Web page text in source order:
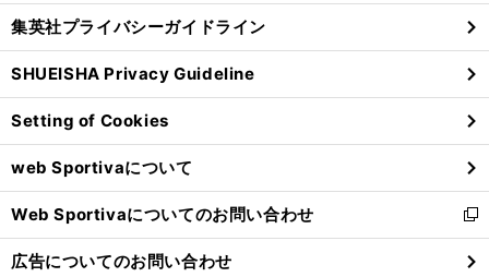
る
し
い
ウ
ィ
ン
ド
ウ
で
開
く
集英社プライバシーガイドライン
SHUEISHA Privacy Guideline
Setting of Cookies
web Sportivaについて
Web Sportivaについてのお問い合わせ
新
し
い
広告についてのお問い合わせ